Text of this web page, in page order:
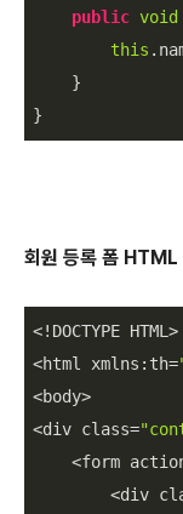
public void
this
    }
회원 등록 폼
<!DOCTYPE HTML>
<html xmlns:th=
<body>
<div class=
<form
<div